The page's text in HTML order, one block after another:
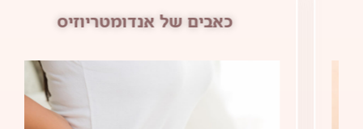
כאבים של אנדומטריוזיס